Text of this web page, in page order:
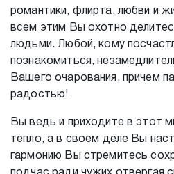
романтики, флирта, любви и
всем этим Вы охотно
людьми. Любой, кому
познакомиться,
Вашего очарования, причем
радостью!
Вы ведь и приходите в этот
тепло, а в своем деле Вы
гармонию Вы стремитесь